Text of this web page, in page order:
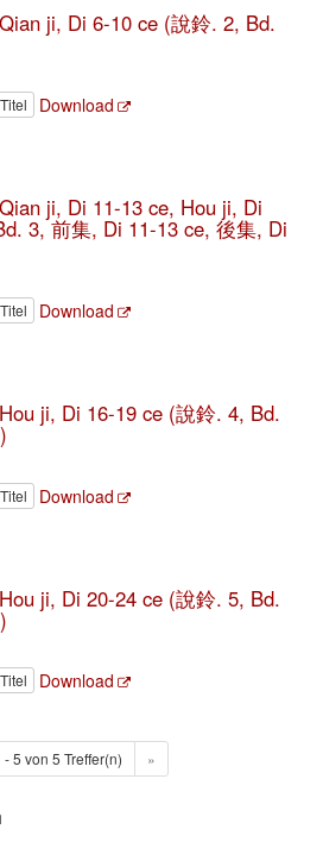
ji, Di 6-10 ce (說鈴. 2, Bd.
Download
ji, Di 11-13 ce, Hou ji, Di
3, 前集, Di 11-13 ce, 後集, Di
Download
ji, Di 16-19 ce (說鈴. 4, Bd.
Download
ji, Di 20-24 ce (說鈴. 5, Bd.
Download
- 5 von 5 Treffer(n) »